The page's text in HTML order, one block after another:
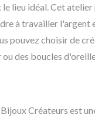
lieu idéal. Cet
à travailler l'argent
pouvez choisir de
des boucles
Créateurs est